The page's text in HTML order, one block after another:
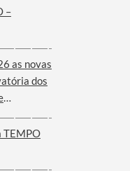
dos
–
as novas
dos
TEMPO